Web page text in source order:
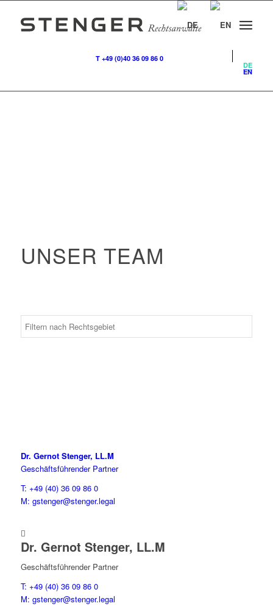
T +49 (0)40 36 09 86 0
DE
EN
UNSER TEAM
Dr. Gernot Stenger, LL.M
Geschäftsführender Partner
T: +49 (40) 36 09 86 0
M: gstenger@stenger.legal

Dr. Gernot Stenger, LL.M
Geschäftsführender Partner
T: +49 (40) 36 09 86 0
M: gstenger@stenger.legal